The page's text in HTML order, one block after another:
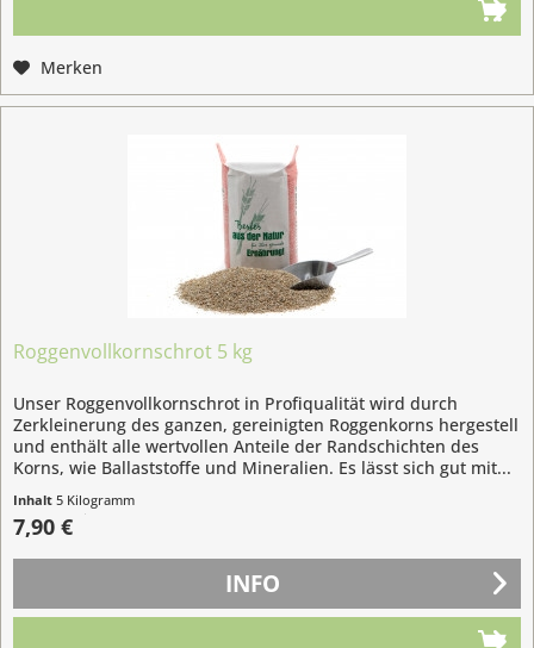
Merken
Roggenvollkornschrot 5 kg
Unser Roggenvollkornschrot in Profiqualität wird durch
Zerkleinerung des ganzen, gereinigten Roggenkorns hergestell
und enthält alle wertvollen Anteile der Randschichten des
Korns, wie Ballaststoffe und Mineralien. Es lässt sich gut mit...
Inhalt5 Kilogramm
(1,58 € / 1 Kilogramm)
7,90 €
INFO